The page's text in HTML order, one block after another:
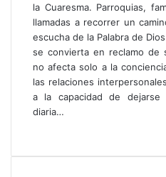
la Cuaresma. Parroquias,
llamadas a recorrer un
escucha de la Palabra de
se convierta en reclamo de
no afecta solo a la
las relaciones
a la capacidad de dejarse
diaria…
ciam
p